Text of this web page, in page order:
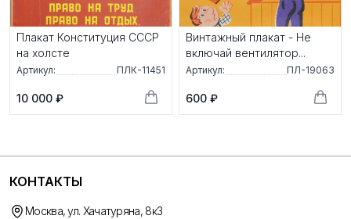
Плакат Конституция СССР
на холсте
Артикул: ПЛК-11451
10 000 ₽
Винтажный плакат - Не
включай вентилятор...
Артикул: ПЛ-19063
600 ₽
КОНТАКТЫ
Москва, ул. Хачатуряна, 8к3